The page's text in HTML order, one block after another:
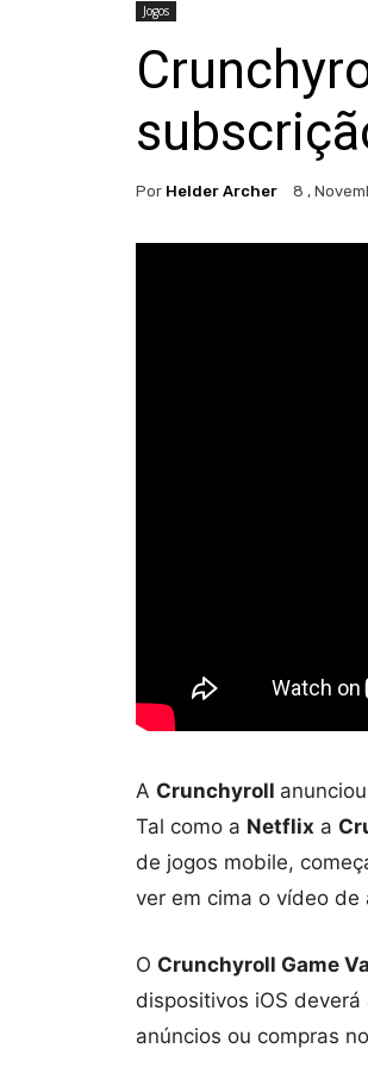
Jogos
Por Helder Archer 8 ,
A Crunchyroll
Tal como a Netflix a
de jogos mobile,
ver em cima o vídeo de
O Crunchyroll Game
dispositivos iOS
anúncios ou compras